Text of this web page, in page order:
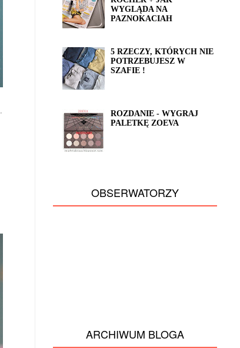
WYGLĄDA NA
PAZNOKACIAH
5 RZECZY, KTÓRYCH NIE
POTRZEBUJESZ W
SZAFIE !
ROZDANIE - WYGRAJ
PALETKĘ ZOEVA
OBSERWATORZY
ARCHIWUM BLOGA